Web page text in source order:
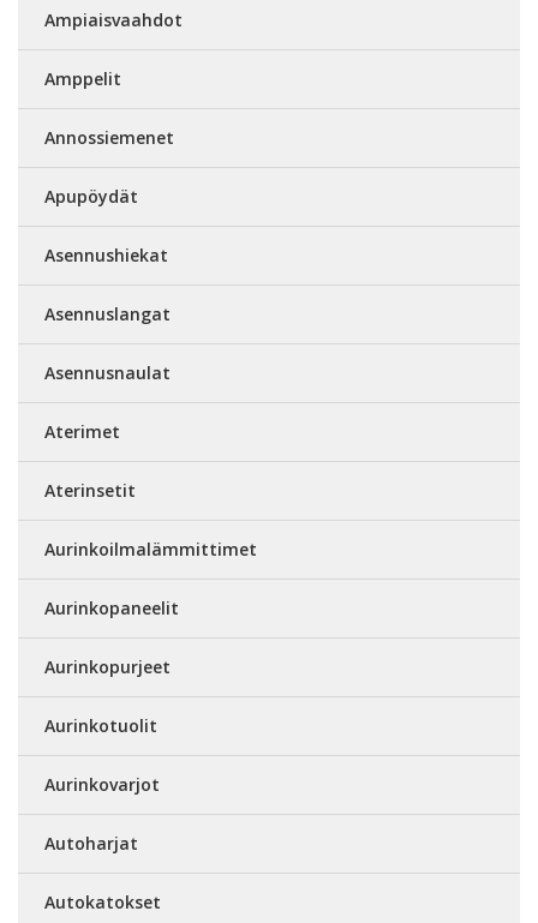
Ampiaisvaahdot
Amppelit
Annossiemenet
Apupöydät
Asennushiekat
Asennuslangat
Asennusnaulat
Aterimet
Aterinsetit
Aurinkoilmalämmittimet
Aurinkopaneelit
Aurinkopurjeet
Aurinkotuolit
Aurinkovarjot
Autoharjat
Autokatokset